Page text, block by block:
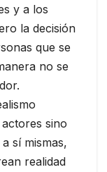
y a los
la decisión
que se
no se
sino
sí mismas,
realidad